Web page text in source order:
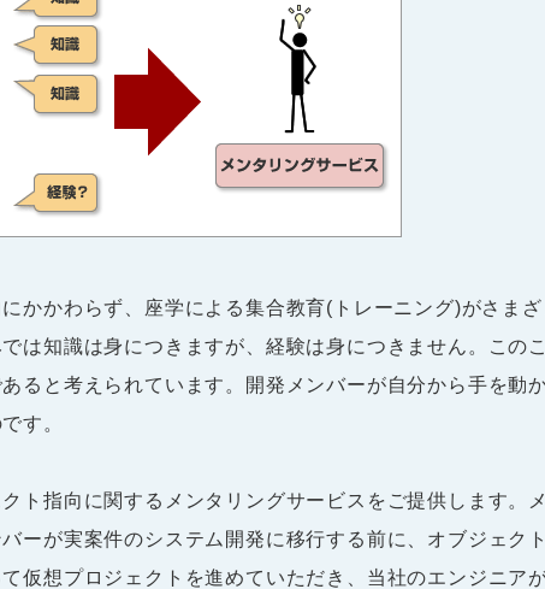
かかわらず、座学による集合教育(トレーニング)がさま
は知識は身につきますが、経験は身につきません。この
ると考えられています。開発メンバーが自分から手を動
す。
ト指向に関するメンタリングサービスをご提供します。
ーが実案件のシステム開発に移行する前に、オブジェク
仮想プロジェクトを進めていただき、当社のエンジニア